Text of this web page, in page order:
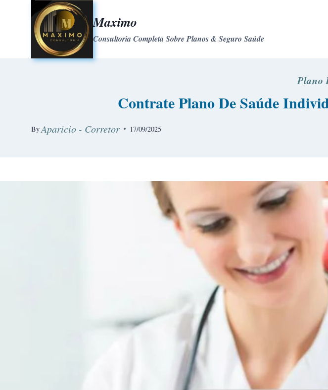
Maximo
Consultoria Completa Sobre Planos & Seguro Saúde
Plano
Contrate Plano De Saúde
ByAparicio - Corretor 17/09/2025